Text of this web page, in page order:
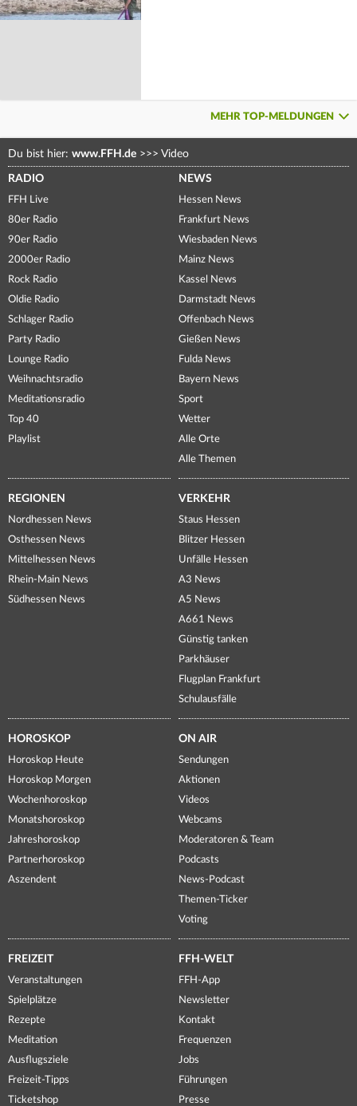
MEHR TOP-MELDUNGEN
Du bist hier: www.FFH.de >>> Video
RADIO
FFH Live
80er Radio
90er Radio
2000er Radio
Rock Radio
Oldie Radio
Schlager Radio
Party Radio
Lounge Radio
Weihnachtsradio
Meditationsradio
Top 40
Playlist
NEWS
Hessen News
Frankfurt News
Wiesbaden News
Mainz News
Kassel News
Darmstadt News
Offenbach News
Gießen News
Fulda News
Bayern News
Sport
Wetter
Alle Orte
Alle Themen
REGIONEN
Nordhessen News
Osthessen News
Mittelhessen News
Rhein-Main News
Südhessen News
VERKEHR
Staus Hessen
Blitzer Hessen
Unfälle Hessen
A3 News
A5 News
A661 News
Günstig tanken
Parkhäuser
Flugplan Frankfurt
Schulausfälle
HOROSKOP
Horoskop Heute
Horoskop Morgen
Wochenhoroskop
Monatshoroskop
Jahreshoroskop
Partnerhoroskop
Aszendent
ON AIR
Sendungen
Aktionen
Videos
Webcams
Moderatoren & Team
Podcasts
News-Podcast
Themen-Ticker
Voting
FREIZEIT
Veranstaltungen
Spielplätze
Rezepte
Meditation
Ausflugsziele
Freizeit-Tipps
Ticketshop
FFH-WELT
FFH-App
Newsletter
Kontakt
Frequenzen
Jobs
Führungen
Presse